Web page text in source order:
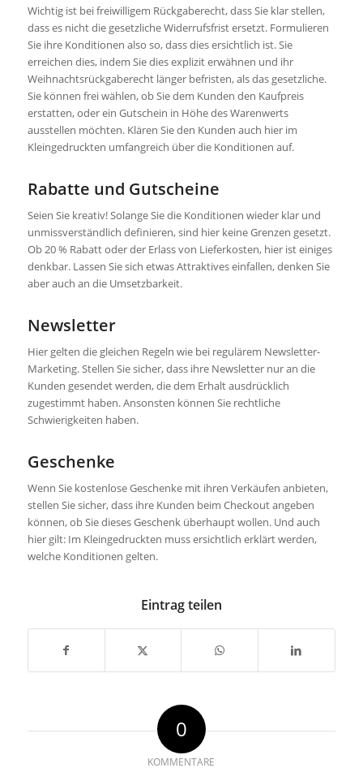
Wichtig ist bei freiwilligem Rückgaberecht, dass Sie klar stellen,
dass es nicht die gesetzliche Widerrufsfrist ersetzt. Formulieren
Sie ihre Konditionen also so, dass dies ersichtlich ist. Sie
erreichen dies, indem Sie dies explizit erwähnen und ihr
Weihnachtsrückgaberecht länger befristen, als das gesetzliche.
Sie können frei wählen, ob Sie dem Kunden den Kaufpreis
erstatten, oder ein Gutschein in Höhe des Warenwerts
ausstellen möchten. Klären Sie den Kunden auch hier im
Kleingedruckten umfangreich über die Konditionen auf.
Rabatte und Gutscheine
Seien Sie kreativ! Solange Sie die Konditionen wieder klar und
unmissverständlich definieren, sind hier keine Grenzen gesetzt.
Ob 20 % Rabatt oder der Erlass von Lieferkosten, hier ist einiges
denkbar. Lassen Sie sich etwas Attraktives einfallen, denken Sie
aber auch an die Umsetzbarkeit.
Newsletter
Hier gelten die gleichen Regeln wie bei regulärem Newsletter-
Marketing. Stellen Sie sicher, dass ihre Newsletter nur an die
Kunden gesendet werden, die dem Erhalt ausdrücklich
zugestimmt haben. Ansonsten können Sie rechtliche
Schwierigkeiten haben.
Geschenke
Wenn Sie kostenlose Geschenke mit ihren Verkäufen anbieten,
stellen Sie sicher, dass ihre Kunden beim Checkout angeben
können, ob Sie dieses Geschenk überhaupt wollen. Und auch
hier gilt: Im Kleingedruckten muss ersichtlich erklärt werden,
welche Konditionen gelten.
Eintrag teilen
0
KOMMENTARE